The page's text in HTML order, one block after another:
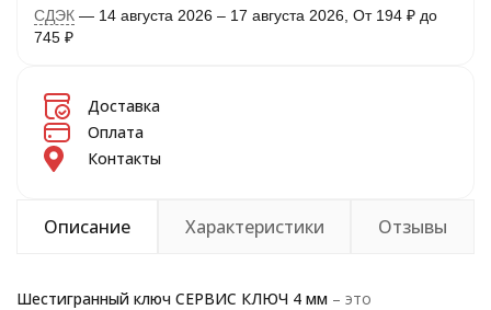
СДЭК 14 августа 2026 – 17 августа 2026 От 194 ₽ до
745 ₽
Доставка
Оплата
Контакты
Описание Характеристики Отзывы
Шестигранный ключ СЕРВИС КЛЮЧ 4 мм – это